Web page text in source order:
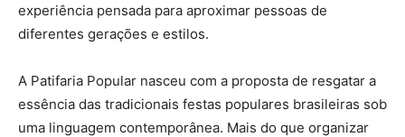
experiência pensada para aproximar pessoas de
diferentes gerações e estilos.
A Patifaria Popular nasceu com a proposta de resgatar a
essência das tradicionais festas populares brasileiras sob
uma linguagem contemporânea. Mais do que organizar